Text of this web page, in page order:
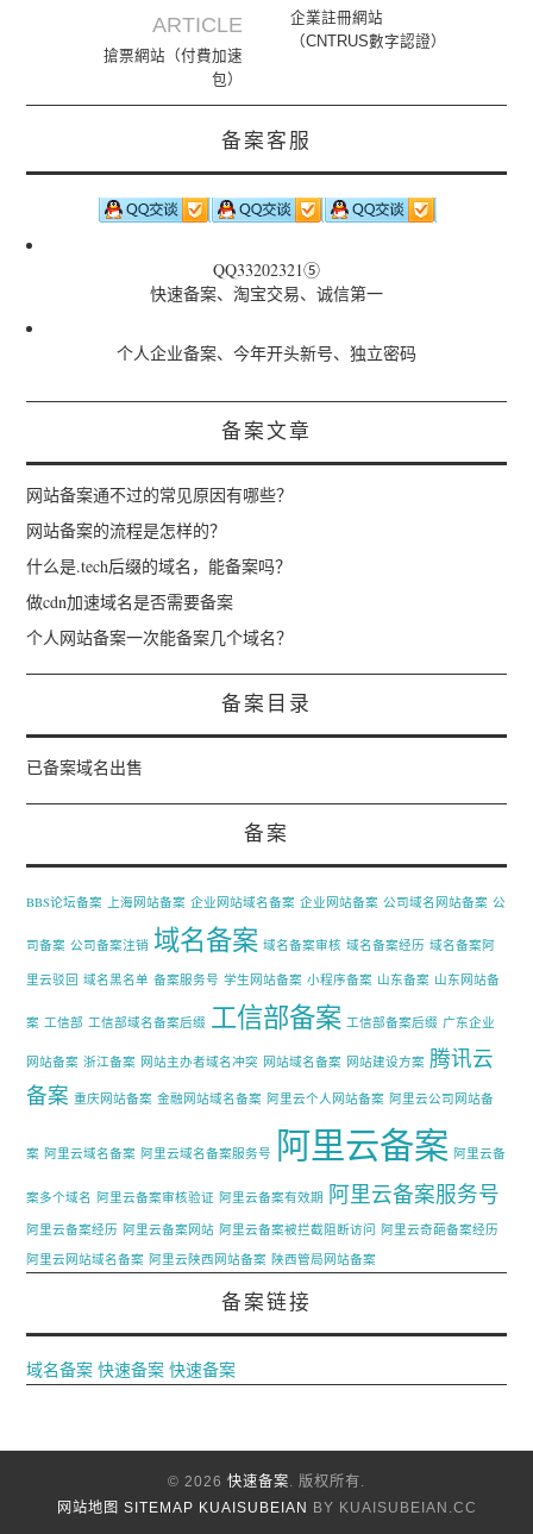
Post navigation
ARTICLE
搶票網站（付費加速
包）
企業註冊網站
（CNTRUS數字認證）
备案客服
QQ33202321⑤
快速备案、淘宝交易、诚信第一
个人企业备案、今年开头新号、独立密码
备案文章
网站备案通不过的常见原因有哪些？
网站备案的流程是怎样的？
什么是.tech后缀的域名，能备案吗？
做cdn加速域名是否需要备案
个人网站备案一次能备案几个域名？
备案目录
已备案域名出售
备案
BBS论坛备案 上海网站备案 企业网站域名备案 企业网站备案 公司域名网站备案 公
司备案 公司备案注销 域名备案 域名备案审核 域名备案经历 域名备案阿
里云驳回 域名黑名单 备案服务号 学生网站备案 小程序备案 山东备案 山东网站备
案 工信部 工信部域名备案后缀 工信部备案 工信部备案后缀 广东企业
网站备案 浙江备案 网站主办者域名冲突 网站域名备案 网站建设方案 腾讯云
备案 重庆网站备案 金融网站域名备案 阿里云个人网站备案 阿里云公司网站备
案 阿里云域名备案 阿里云域名备案服务号 阿里云备案 阿里云备
案多个域名 阿里云备案审核验证 阿里云备案有效期 阿里云备案服务号
阿里云备案经历 阿里云备案网站 阿里云备案被拦截阻断访问 阿里云奇葩备案经历
阿里云网站域名备案 阿里云陕西网站备案 陕西管局网站备案
备案链接
域名备案 快速备案 快速备案
© 2026 快速备案. 版权所有.
网站地图 SITEMAP KUAISUBEIAN BY KUAISUBEIAN.CC